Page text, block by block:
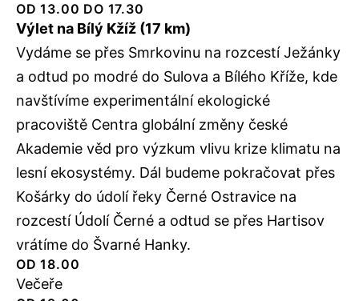
OD 13.00 DO 17.30
Výlet na Bílý Kžíž (17 km)
Vydáme se přes Smrkovinu na rozcestí Ježánky
a odtud po modré do Sulova a Bílého Kříže, kde
navštívíme experimentální ekologické
pracoviště Centra globální změny české
Akademie věd pro výzkum vlivu krize klimatu na
lesní ekosystémy. Dál budeme pokračovat přes
Košárky do údolí řeky Černé Ostravice na
rozcestí Údolí Černé a odtud se přes Hartisov
vrátíme do Švarné Hanky.
OD 18.00
Večeře